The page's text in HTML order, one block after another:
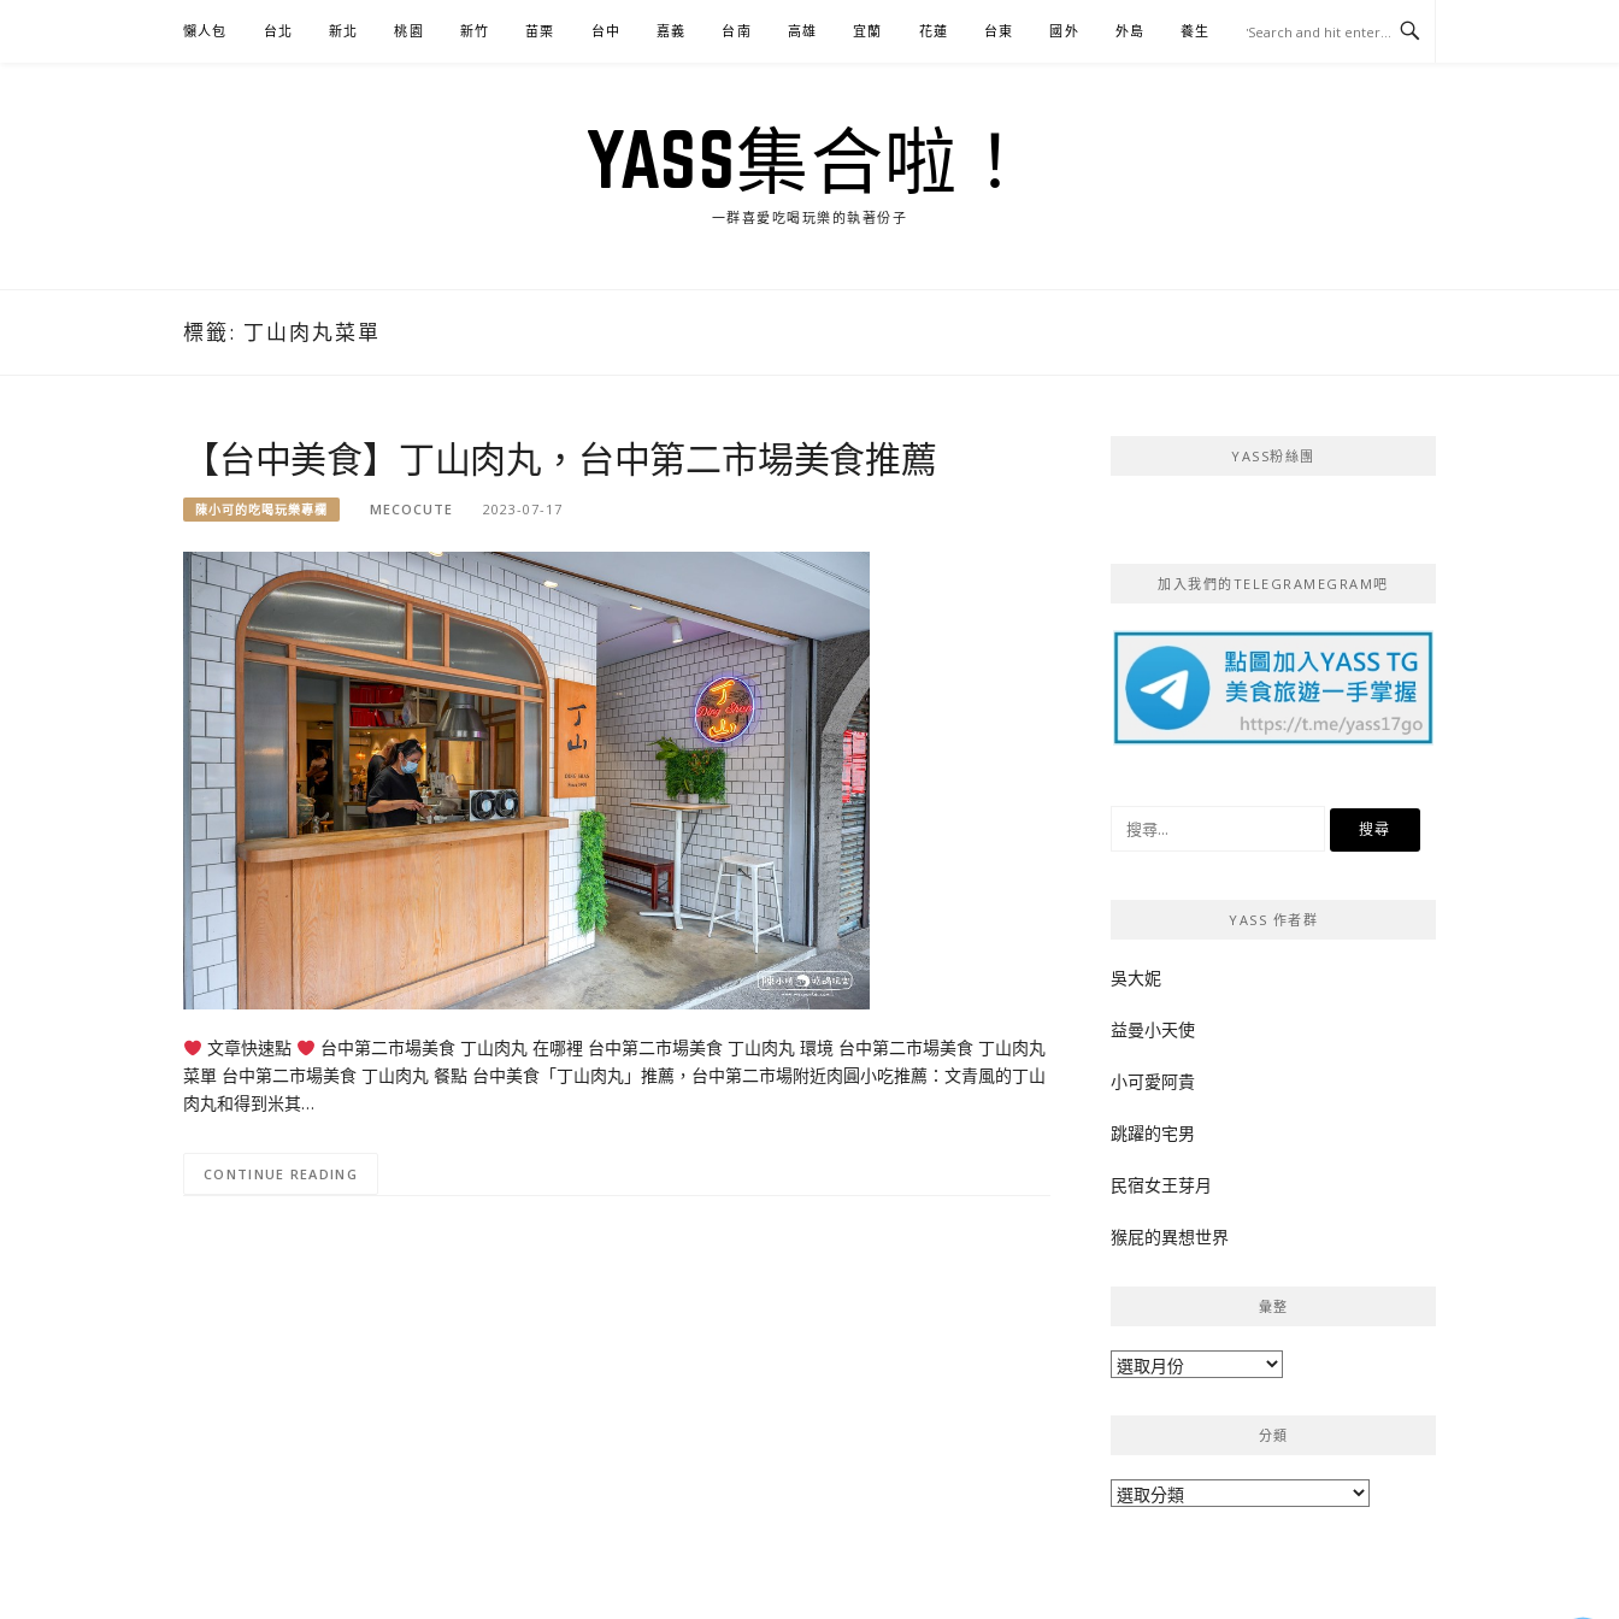
懶人包 台北 新北 桃園 新竹 苗栗 台中 嘉義 台南 高雄 宜蘭 花蓮 台東 國外 外島 養生 伴手禮
YASS集合啦！
一群喜愛吃喝玩樂的執著份子
標籤: 丁山肉丸菜單
【台中美食】丁山肉丸，台中第二市場美食推薦
陳小可的吃喝玩樂專欄 MECOCUTE 2023-07-17
文章快速點
台中第二市場美食 丁山肉丸 在哪裡 台中第二市場美食 丁山肉丸 環境 台中第二市場美食 丁山肉丸
菜單 台中第二市場美食 丁山肉丸 餐點 台中美食「丁山肉丸」推薦，台中第二市場附近肉圓小吃推薦：文青風的丁山
肉丸和得到米其…
CONTINUE READING
YASS粉絲團
加入我們的TELEGRAMEGRAM吧
YASS 作者群
吳大妮
益曼小天使
小可愛阿貴
跳躍的宅男
民宿女王芽月
猴屁的異想世界
彙整
彙
分類
分